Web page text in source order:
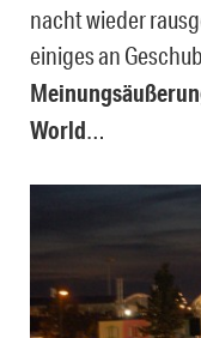
nacht wieder
einiges an
World…